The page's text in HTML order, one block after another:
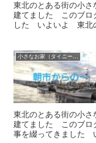
東北のとある街の小
建てました このブロ
した いよいよ 東北
小さなお家（タイニーハウス）で暮らす
東北のとある街の小
建てました このブ
事を綴ってきました